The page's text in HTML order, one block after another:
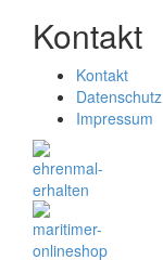
Kontakt
Kontakt
Datenschutz
Impressum